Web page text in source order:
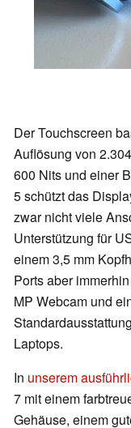
Der Touchscreen
Auflösung von
600 Nits und einer
5 schützt das
zwar nicht viele
Unterstützung für
einem 3,5 mm
Ports aber
MP Webcam und
Laptops.
In unserem
7 mit einem
Gehäuse, einem